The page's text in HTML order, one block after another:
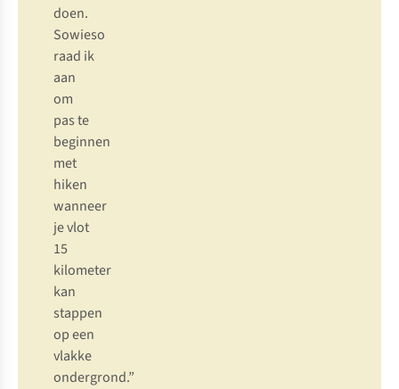
doen.
Sowieso
raad ik
aan
om
paste
beginnen
met
hiken
wanneer
jevlot
15
kilometer
kan
stappen
opeen
vlakke
ondergrond.”